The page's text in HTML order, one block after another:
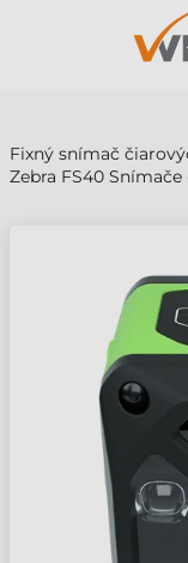
Fixný snímač
Zebra FS40